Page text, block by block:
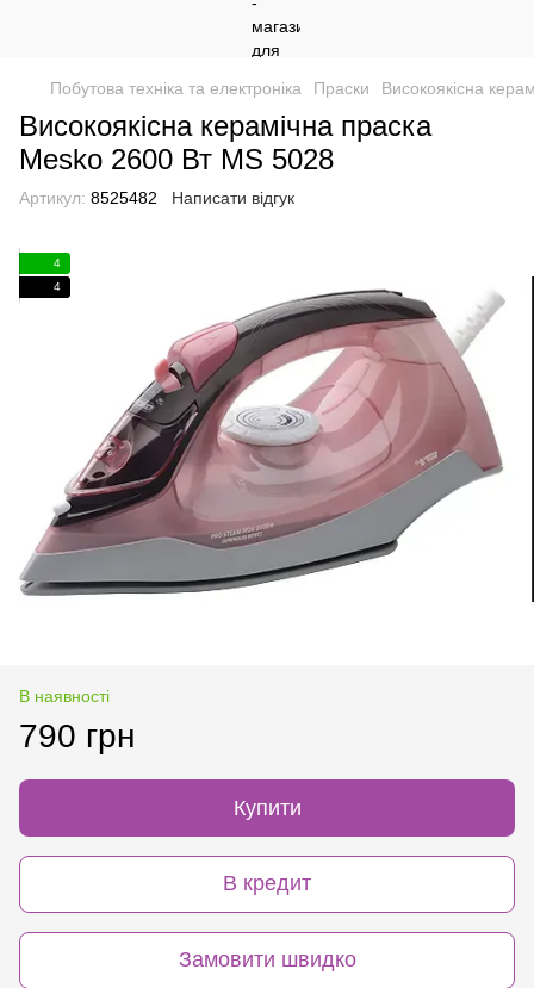
Побутова техніка та електроніка Праски Високоякісна
Високоякісна керамічна праска
Mesko 2600 Вт MS 5028
Артикул: 8525482 Написати відгук
4
4
В наявності
790 грн
Купити
В кредит
Замовити швидко